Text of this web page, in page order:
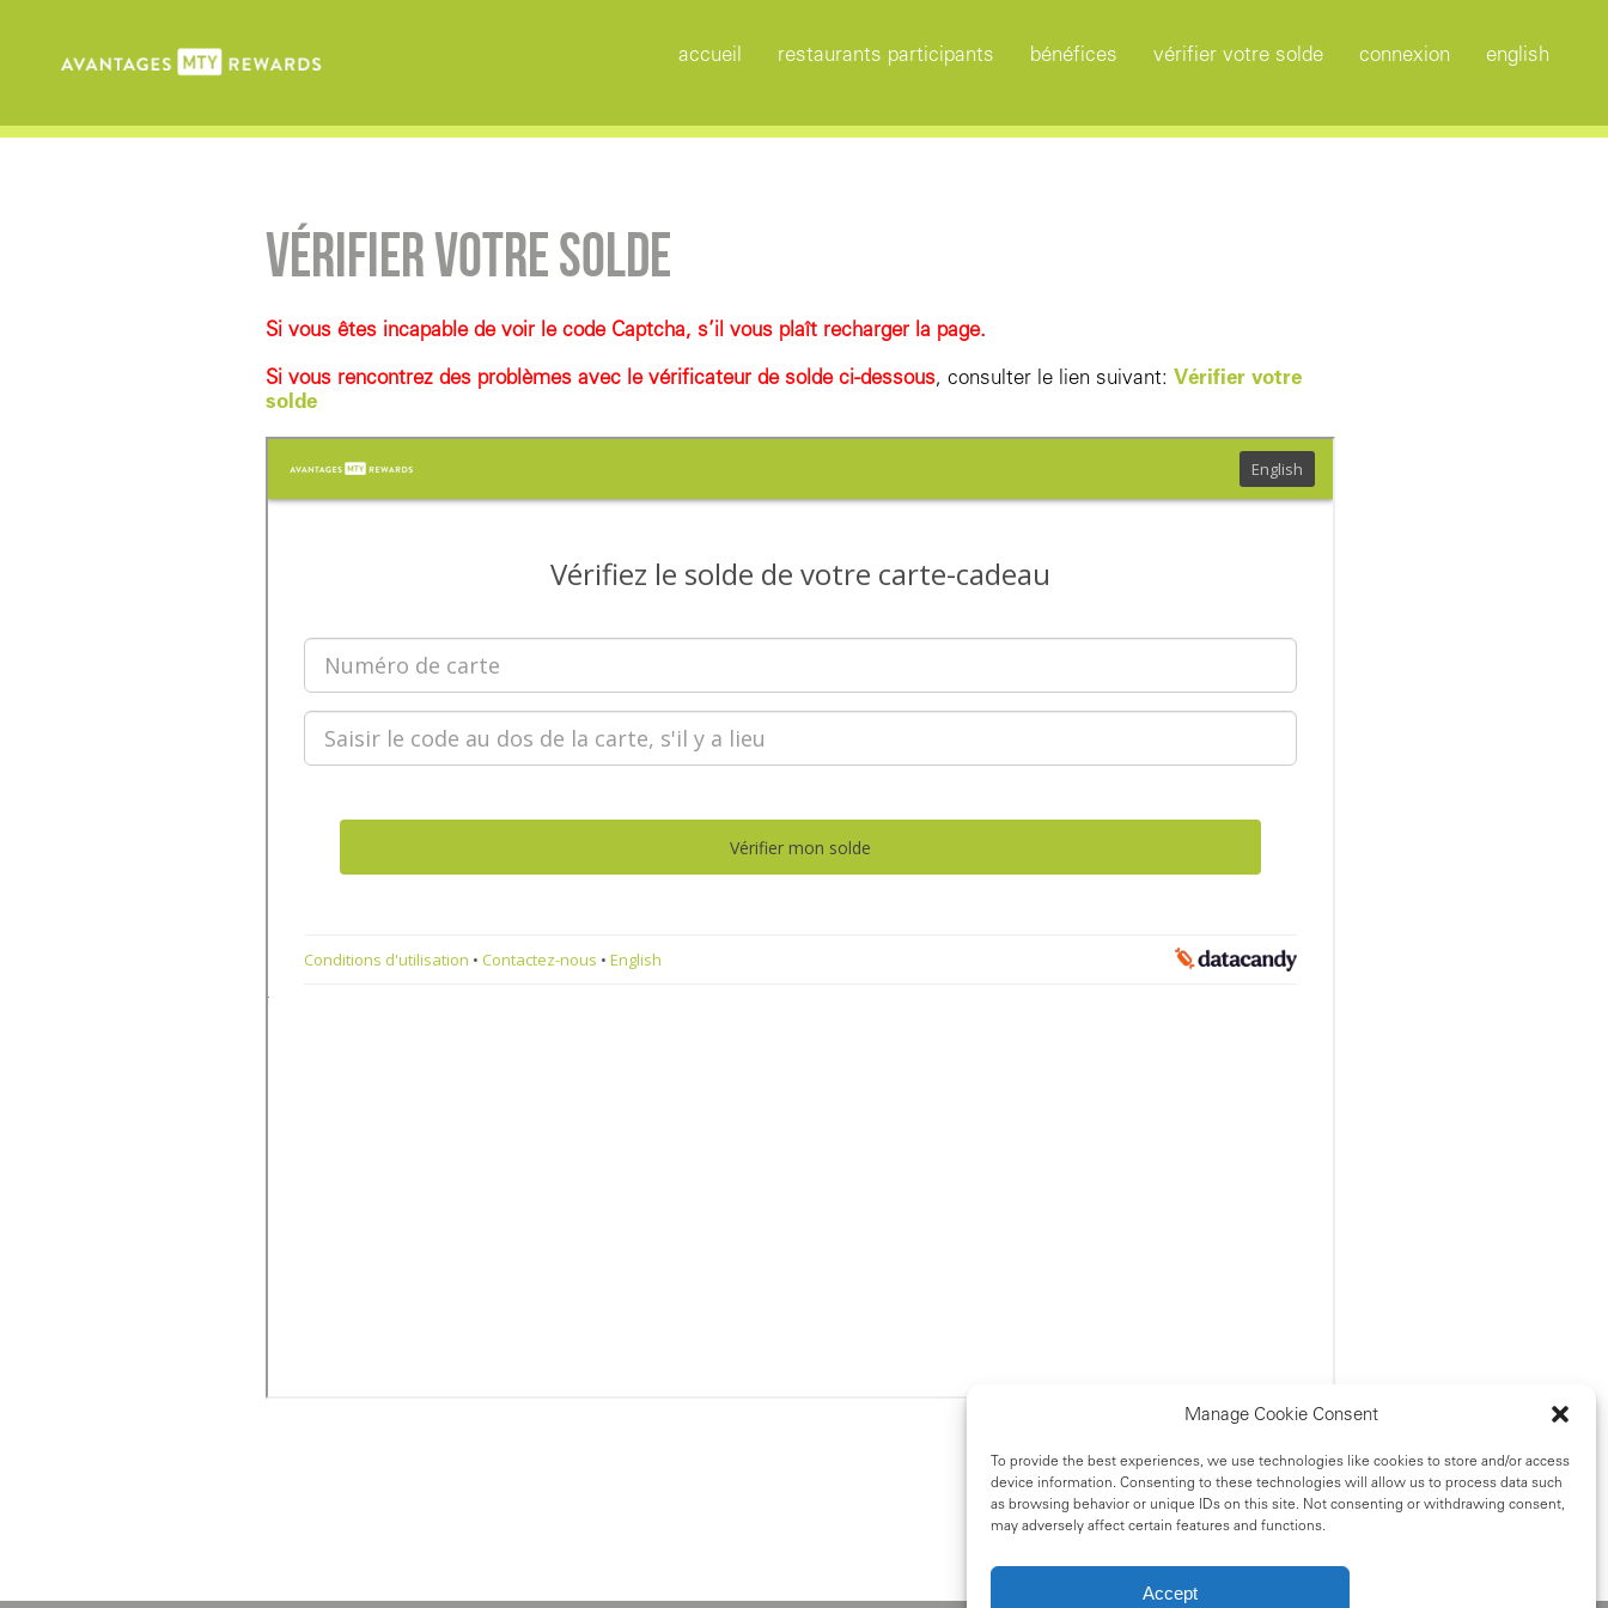
Manage Cookie Consent
To provide the best experiences, we use technologies like cookies to store and/or access
device information. Consenting to these technologies will allow us to process data such
as browsing behavior or unique IDs on this site. Not consenting or withdrawing consent,
may adversely affect certain features and functions.
Accept
accueil restaurants participants bénéfices vérifier votre solde connexion english
VÉRIFIER VOTRE SOLDE
Si vous êtes incapable de voir le code Captcha, s’il vous plaît recharger la page.
Si vous rencontrez des problèmes avec le vérificateur de solde ci-dessous, consulter le lien suivant: Vérifier votre
solde